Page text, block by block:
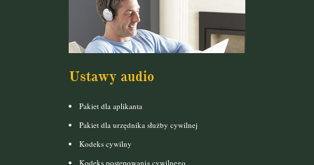
Ustawy audio
Pakiet dla aplikanta
Pakiet dla urzędnika służby cywilnej
Kodeks cywilny
Kodeks postępowania cywilnego